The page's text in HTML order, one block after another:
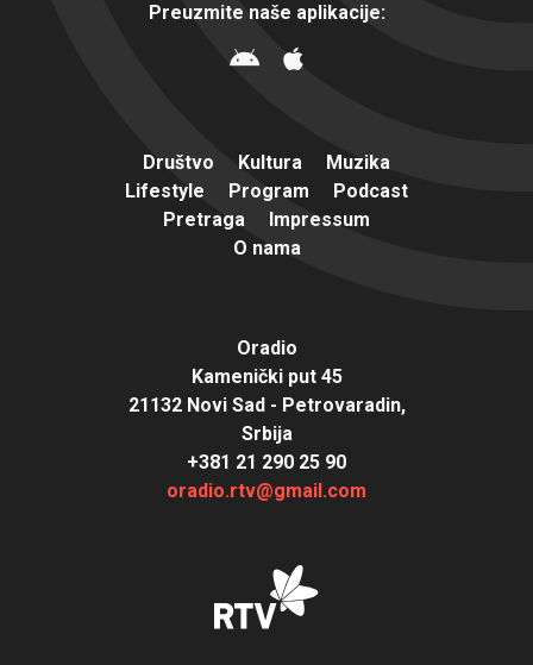
Preuzmite naše aplikacije:
Društvo Kultura
Muzika
Lifestyle
Program
Podcast
Pretraga
Impressum
O nama
Oradio
Kamenički put 45
21132 Novi Sad - Petrovaradin,
Srbija
+381 21 290 25 90
oradio.rtv@gmail.com